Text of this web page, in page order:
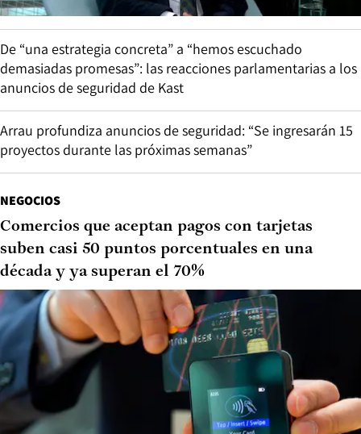
De “una estrategia concreta” a “hemos escuchado
demasiadas promesas”: las reacciones parlamentarias a los
anuncios de seguridad de Kast
Arrau profundiza anuncios de seguridad: “Se ingresarán 15
proyectos durante las próximas semanas”
NEGOCIOS
Comercios que aceptan pagos con tarjetas
suben casi 50 puntos porcentuales en una
década y ya superan el 70%